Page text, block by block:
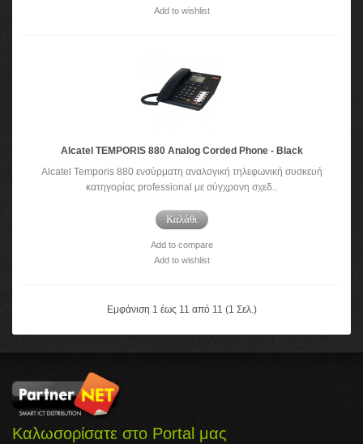
Add to wishlist
Alcatel TEMPORIS 880 Analog Corded Phone - Black
Alcatel Temporis 880 ενσύρματη αναλογική τηλεφωνική συσκευή
κατηγορίας professional με σύγχρονη σχεδ..
Καλάθι
Add to compare
Add to wishlist
Εμφάνιση 1 έως 11 από 11 (1 Σελ.)
Καλωσορίσατε στο Portal μας